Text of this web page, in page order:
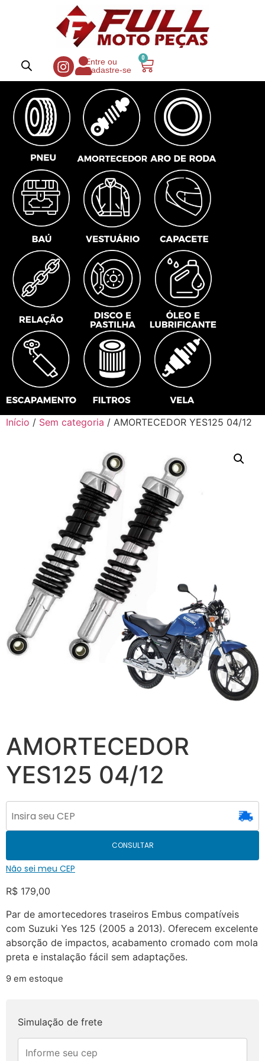
Entre ou
Cadastre-se
0
Início / Sem categoria / AMORTECEDOR YES125 04/12
AMORTECEDOR
YES125 04/12
CONSULTAR
Não sei meu CEP
R$ 179,00
Par de amortecedores traseiros Embus compatíveis
com Suzuki Yes 125 (2005 a 2013). Oferecem excelente
absorção de impactos, acabamento cromado com mola
preta e instalação fácil sem adaptações.
9 em estoque
Simulação de frete